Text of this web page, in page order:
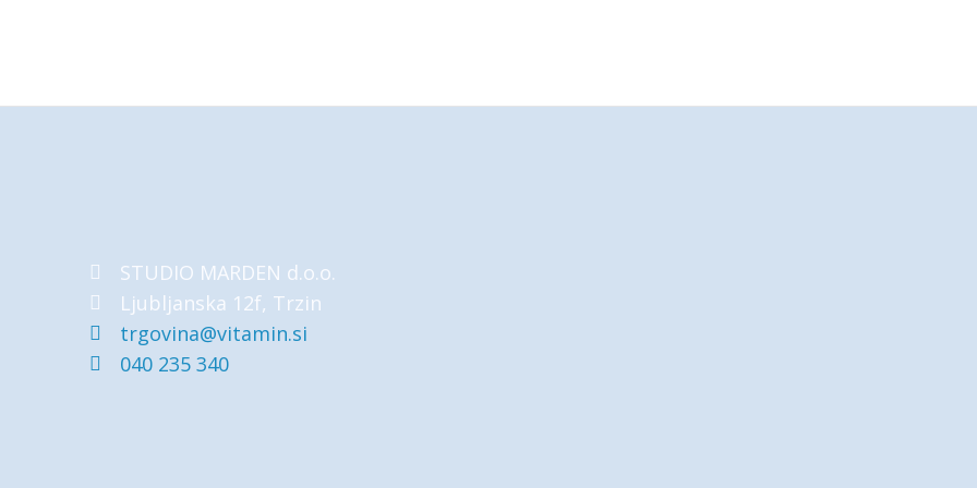
STUDIO MARDEN d.o.o.
Ljubljanska 12f, Trzin
trgovina@vitamin.si
040 235 340